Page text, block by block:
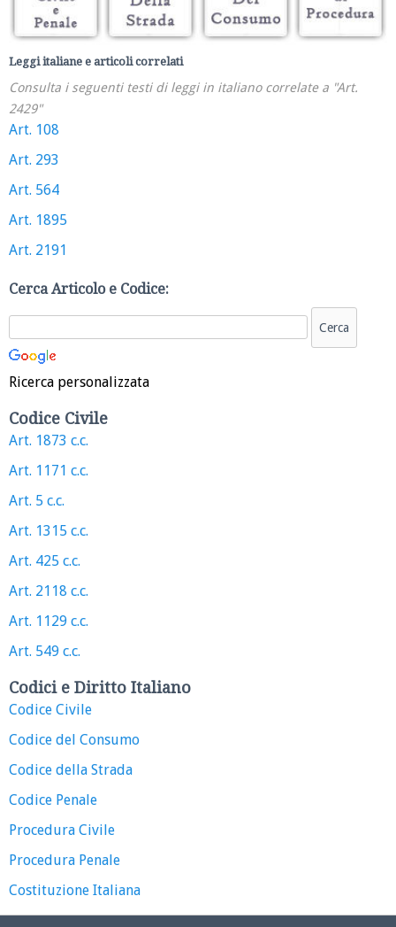
Leggi italiane e articoli correlati
Consulta i seguenti testi di leggi in italiano correlate a "Art.
2429"
Art. 108
Art. 293
Art. 564
Art. 1895
Art. 2191
Cerca Articolo e Codice:
Ricerca personalizzata
Codice Civile
Art. 1873 c.c.
Art. 1171 c.c.
Art. 5 c.c.
Art. 1315 c.c.
Art. 425 c.c.
Art. 2118 c.c.
Art. 1129 c.c.
Art. 549 c.c.
Codici e Diritto Italiano
Codice Civile
Codice del Consumo
Codice della Strada
Codice Penale
Procedura Civile
Procedura Penale
Costituzione Italiana